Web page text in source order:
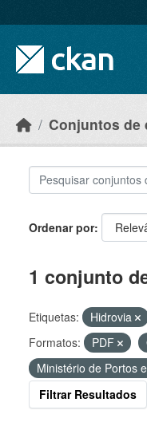
Conjuntos de
Ordenar por
1 conjunto
Etiquetas: Hidrovia
Formatos:
PDF
Ministério de Portos
Filtrar Resultados